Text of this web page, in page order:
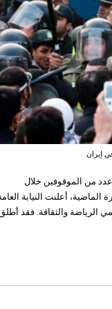
إيران
من الموقوفين خلال
أعلنت النيابة
والثقافة. فقد